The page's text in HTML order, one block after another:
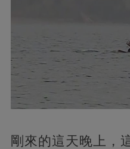
剛來的這天晚上，